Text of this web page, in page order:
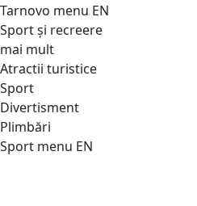
Tarnovo menu EN
Sport și recreere
mai mult
Atractii turistice
Sport
Divertisment
Plimbări
Sport menu EN